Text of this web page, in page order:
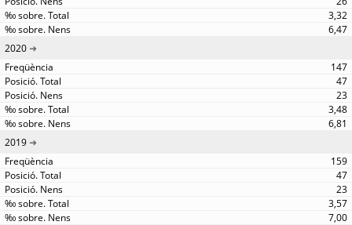
3,32
6,47
2020
147
47
23
3,48
6,81
2019
159
47
23
3,57
7,00